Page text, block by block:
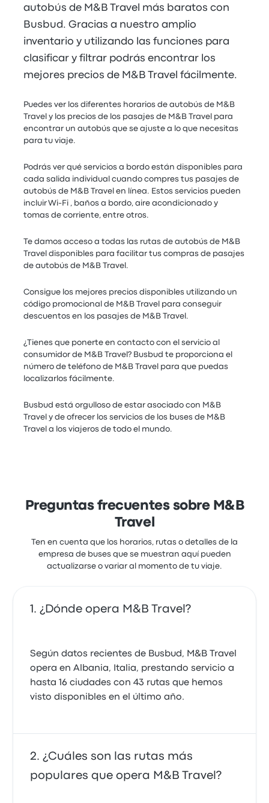
autobús de M&B Travel más baratos con
Busbud. Gracias a nuestro amplio
inventario y utilizando las funciones para
clasificar y filtrar podrás encontrar los
mejores precios de M&B Travel fácilmente.
Puedes ver los diferentes horarios de autobús de M&B
Travel y los precios de los pasajes de M&B Travel para
encontrar un autobús que se ajuste a lo que necesitas
para tu viaje.
Podrás ver qué servicios a bordo están disponibles para
cada salida individual cuando compres tus pasajes de
autobús de M&B Travel en línea. Estos servicios pueden
incluir Wi-Fi , baños a bordo, aire acondicionado y
tomas de corriente, entre otros.
Te damos acceso a todas las rutas de autobús de M&B
Travel disponibles para facilitar tus compras de pasajes
de autobús de M&B Travel.
Consigue los mejores precios disponibles utilizando un
código promocional de M&B Travel para conseguir
descuentos en los pasajes de M&B Travel.
¿Tienes que ponerte en contacto con el servicio al
consumidor de M&B Travel? Busbud te proporciona el
número de teléfono de M&B Travel para que puedas
localizarlos fácilmente.
Busbud está orgulloso de estar asociado con M&B
Travel y de ofrecer los servicios de los buses de M&B
Travel a los viajeros de todo el mundo.
Preguntas frecuentes sobre M&B
Travel
Ten en cuenta que los horarios, rutas o detalles de la
empresa de buses que se muestran aquí pueden
actualizarse o variar al momento de tu viaje.
¿Dónde opera M&B Travel?
Según datos recientes de Busbud, M&B Travel
opera en Albania, Italia, prestando servicio a
hasta 16 ciudades con 43 rutas que hemos
visto disponibles en el último año.
¿Cuáles son las rutas más
populares que opera M&B Travel?